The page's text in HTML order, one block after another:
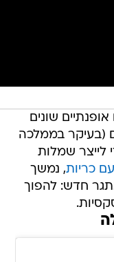
שונים
(בעיקר בממלכה
לייצר שמלות
כריות, נמשך
חדש: להפוך